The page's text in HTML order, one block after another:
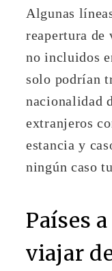
Algunas
reapertura de
no incluidos
solo podrían
nacionalidad
extranjeros
estancia y
ningún caso
Países
viajar